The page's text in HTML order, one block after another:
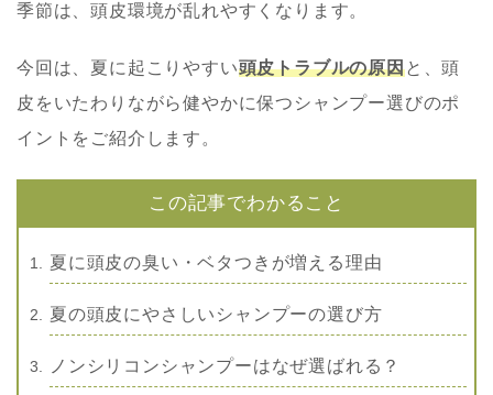
季節は、頭皮環境が乱れやすくなります。
今回は、夏に起こりやすい頭皮トラブルの原因と、頭
皮をいたわりながら健やかに保つシャンプー選びのポ
イントをご紹介します。
この記事でわかること
夏に頭皮の臭い・ベタつきが増える理由
夏の頭皮にやさしいシャンプーの選び方
ノンシリコンシャンプーはなぜ選ばれる？